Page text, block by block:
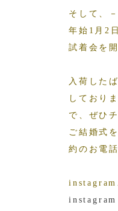
そして、
年始1月2
試着会を
入荷した
しており
で、ぜひ
ご結婚式
約のお電
instagram
instagram